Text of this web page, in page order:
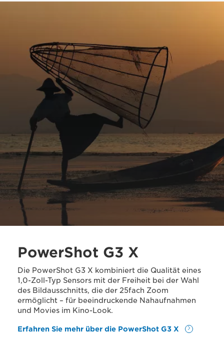
PowerShot G3 X
Die PowerShot G3 X kombiniert die Qualität eines
1,0-Zoll-Typ Sensors mit der Freiheit bei der Wahl
des Bildausschnitts, die der 25fach Zoom
ermöglicht – für beeindruckende Nahaufnahmen
und Movies im Kino-Look.
Erfahren Sie mehr über die PowerShot G3 X